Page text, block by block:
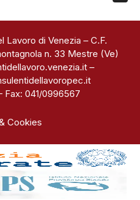
Lavoro di Venezia – C.F.
n. 33 Mestre (Ve)
–
Fax: 041/0996567
Cookies